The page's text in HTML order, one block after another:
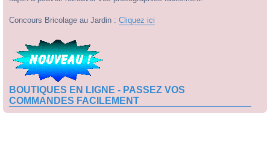
Concours Bricolage au Jardin : Cliquez ici
BOUTIQUES EN LIGNE - PASSEZ VOS
COMMANDES FACILEMENT